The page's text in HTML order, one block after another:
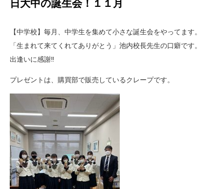
日大中の誕生会！１１月
【中学校】毎月、中学生を集めて小さな誕生会をやってます。
「生まれて来てくれてありがとう」池内校長先生の口癖です。
出逢いに感謝‼️
プレゼントは、購買部で販売しているクレープです。